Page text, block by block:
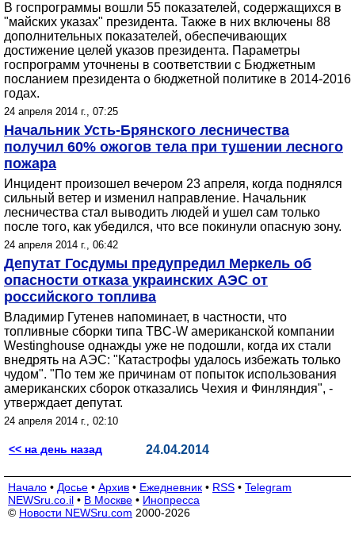
В госпрограммы вошли 55 показателей, содержащихся в
"майских указах" президента. Также в них включены 88
дополнительных показателей, обеспечивающих
достижение целей указов президента. Параметры
госпрограмм уточнены в соответствии с Бюджетным
посланием президента о бюджетной политике в 2014-2016
годах.
24 апреля 2014 г., 07:25
Начальник Усть-Брянского лесничества
получил 60% ожогов тела при тушении лесного
пожара
Инцидент произошел вечером 23 апреля, когда поднялся
сильный ветер и изменил направление. Начальник
лесничества стал выводить людей и ушел сам только
после того, как убедился, что все покинули опасную зону.
24 апреля 2014 г., 06:42
Депутат Госдумы предупредил Меркель об
опасности отказа украинских АЭС от
российского топлива
Владимир Гутенев напоминает, в частности, что
топливные сборки типа TBC-W американской компании
Westinghouse однажды уже не подошли, когда их стали
внедрять на АЭС: "Катастрофы удалось избежать только
чудом". "По тем же причинам от попыток использования
американских сборок отказались Чехия и Финляндия", -
утверждает депутат.
24 апреля 2014 г., 02:10
<< на день назад 24.04.2014
Начало • Досье • Архив • Ежедневник • RSS • Telegram
NEWSru.co.il • В Москве • Инопресса
© Новости NEWSru.com 2000-2026